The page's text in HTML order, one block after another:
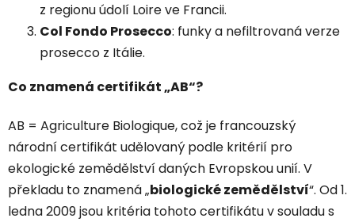
z regionu údolí Loire ve Francii.
Col Fondo Prosecco: funky a nefiltrovaná verze
prosecco z Itálie.
Co znamená certifikát „AB“?
AB = Agriculture Biologique, což je francouzský
národní certifikát udělovaný podle kritérií pro
ekologické zemědělství daných Evropskou unií. V
překladu to znamená „biologické zemědělství“. Od 1.
ledna 2009 jsou kritéria tohoto certifikátu v souladu s